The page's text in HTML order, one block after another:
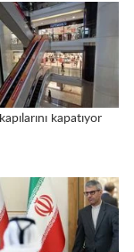
kapatıyor